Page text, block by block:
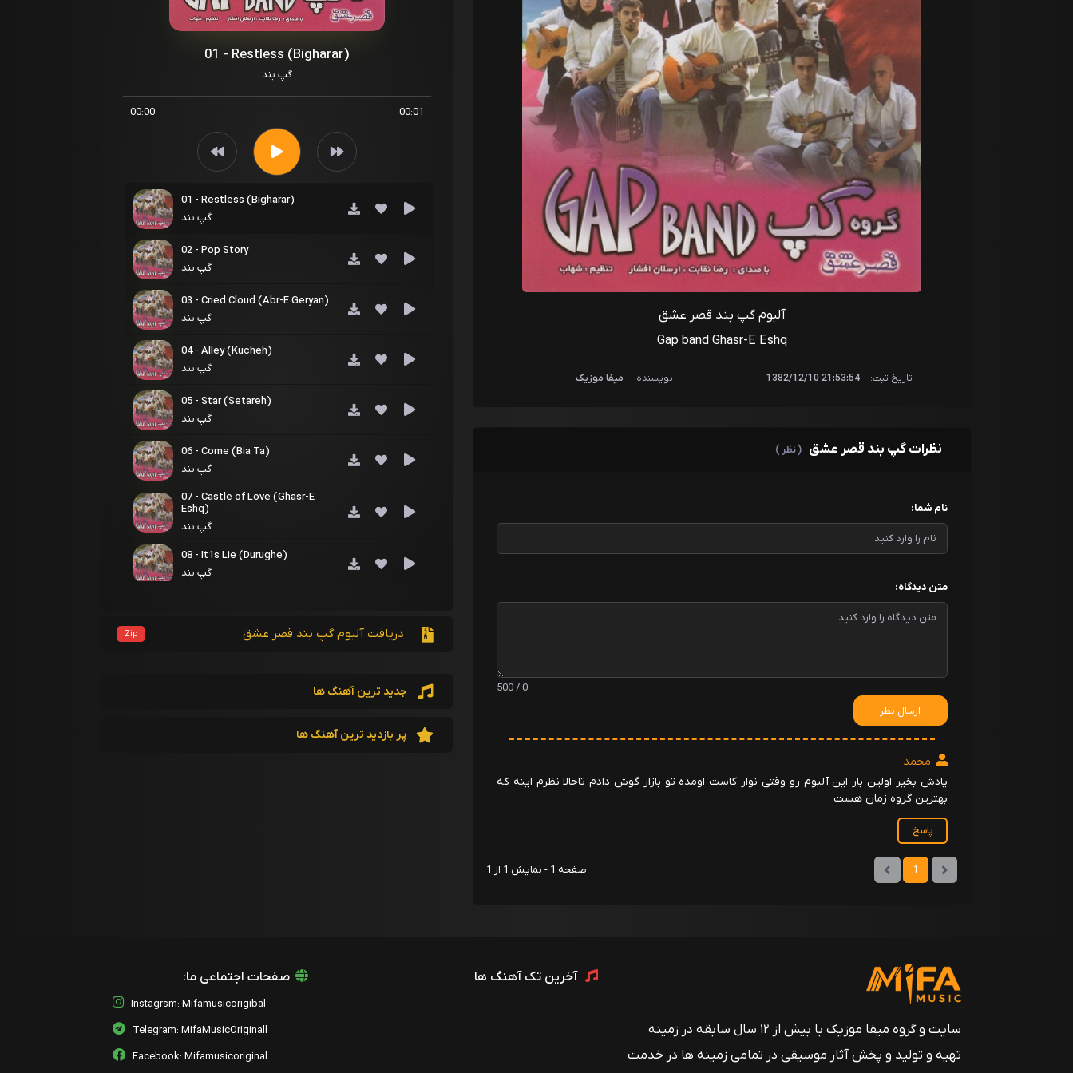
آلبوم گپ بند قصر عشق
Gap band Ghasr-E Eshq
تاریخ ثبت: 21:53:54 1382/12/10 نویسنده: میفا موزیک
نظرات گپ بند قصر عشق ( نظر )
نام شما:
متن دیدگاه:
0 / 500
ارسال نظر
محمد
یادش بخیر اولین بار این آلبوم رو وقتی نوار کاست اومده تو بازار گوش دادم تاحالا نظرم اینه که
بهترین گروه زمان هست
پاسخ
1 صفحه 1 - نمایش 1 از 1
01 - Restless (Bigharar)
گپ بند
00:00 00:01
01 - Restless (Bigharar)
گپ بند
02 - Pop Story
گپ بند
03 - Cried Cloud (Abr-E Geryan)
گپ بند
04 - Alley (Kucheh)
گپ بند
05 - Star (Setareh)
گپ بند
06 - Come (Bia Ta)
گپ بند
07 - Castle of Love (Ghasr-E
Eshq)
گپ بند
08 - It1s Lie (Durughe)
گپ بند
دریافت آلبوم گپ بند قصر عشق Zip
جدید ترین آهنگ ها
پر بازدید ترین آهنگ ها
سایت و گروه میفا موزیک با بیش از ۱۲ سال سابقه در زمینه
تهیه و تولید و پخش آثار موسیقی در تمامی زمینه ها در خدمت
آخرین تک آهنگ ها صفحات اجتماعی ما:
Instagrsm: Mifamusicorigibal
Telegram: MifaMusicOriginall
Facebook: Mifamusicoriginal